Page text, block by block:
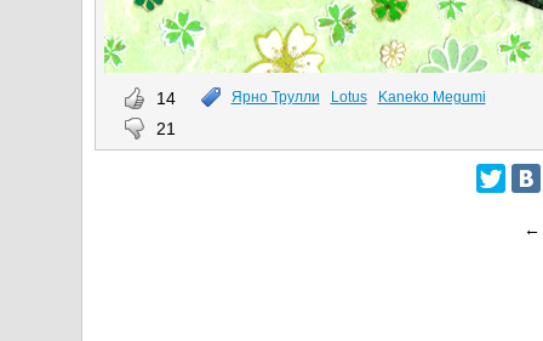
14
21
Ярно Трулли Lotus Kaneko Megumi